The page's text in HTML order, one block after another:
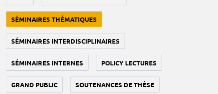
SÉMINAIRES THÉMATIQUES
SÉMINAIRES INTERDISCIPLINAIRES
SÉMINAIRES INTERNES POLICY LECTURES
GRAND PUBLIC SOUTENANCES DE THÈSE